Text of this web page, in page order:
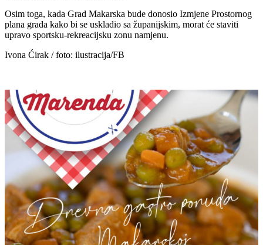
Osim toga, kada Grad Makarska bude donosio Izmjene Prostornog
plana grada kako bi se uskladio sa županijskim, morat će staviti
upravo sportsku-rekreacijsku zonu namjenu.
Ivona Ćirak / foto: ilustracija/FB